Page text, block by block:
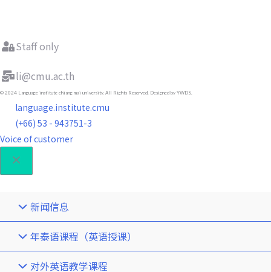
Staff only
li@cmu.ac.th
© 2024 Language institute chiang mai university. All Rights Reserved. Designed by YWDS.
language.institute.cmu
(+66) 53 - 943751-3
Voice of customer
新闻信息
年泰语课程（英语授课）
对外英语教学课程